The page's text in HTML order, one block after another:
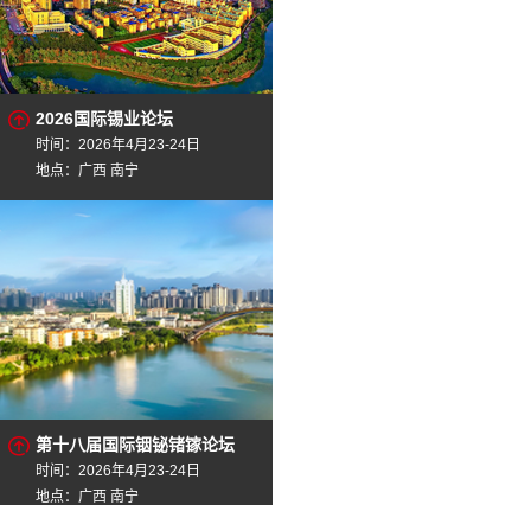
2026国际锡业论坛
时间：2026年4月23-24日
地点：广西 南宁
第十八届国际铟铋锗镓论坛
时间：2026年4月23-24日
地点：广西 南宁